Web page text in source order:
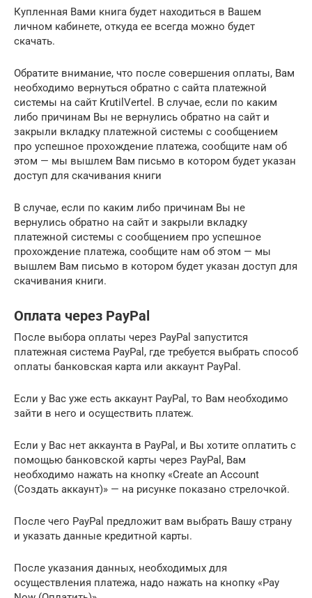
Купленная Вами книга будет находиться в Вашем
личном кабинете, откуда ее всегда можно будет
скачать.
Обратите внимание, что после совершения оплаты, Вам
необходимо вернуться обратно с сайта платежной
системы на сайт KrutilVertel. В случае, если по каким
либо причинам Вы не вернулись обратно на сайт и
закрыли вкладку платежной системы с сообщением
про успешное прохождение платежа, сообщите нам об
этом — мы вышлем Вам письмо в котором будет указан
доступ для скачивания книги
В случае, если по каким либо причинам Вы не
вернулись обратно на сайт и закрыли вкладку
платежной системы с сообщением про успешное
прохождение платежа, сообщите нам об этом — мы
вышлем Вам письмо в котором будет указан доступ для
скачивания книги.
Оплата через PayPal
После выбора оплаты через PayPal запустится
платежная система PayPal, где требуется выбрать способ
оплаты банковская карта или аккаунт PayPal.
Если у Вас уже есть аккаунт PayPal, то Вам необходимо
зайти в него и осуществить платеж.
Если у Вас нет аккаунта в PayPal, и Вы хотите оплатить с
помощью банковской карты через PayPal, Вам
необходимо нажать на кнопку «Create an Account
(Создать аккаунт)» — на рисунке показано стрелочкой.
После чего PayPal предложит вам выбрать Вашу страну
и указать данные кредитной карты.
После указания данных, необходимых для
осуществления платежа, надо нажать на кнопку «Pay